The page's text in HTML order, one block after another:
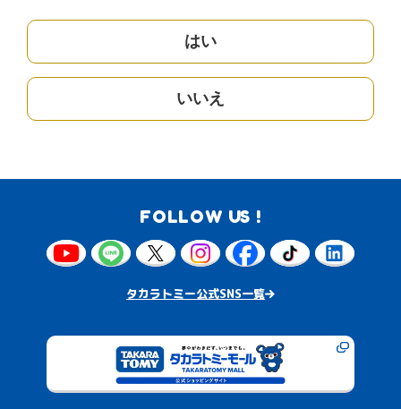
はい
いいえ
FOLLOW US !
タカラトミー公式SNS一覧